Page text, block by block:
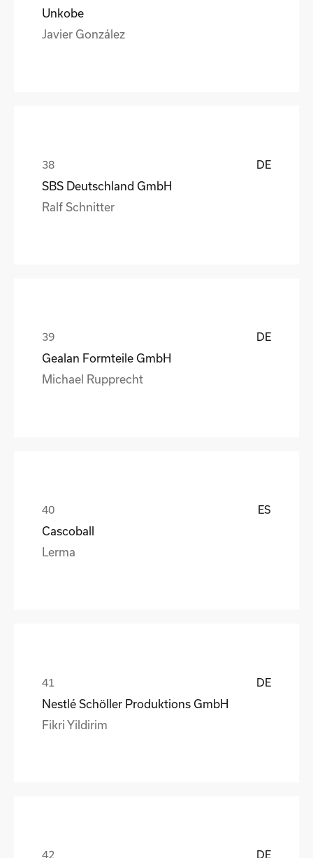
Unkobe
Javier González
DE
SBS Deutschland GmbH
Ralf Schnitter
DE
Gealan Formteile GmbH
Michael Rupprecht
ES
Cascoball
Lerma
DE
Nestlé Schöller Produktions GmbH
Fikri Yildirim
DE